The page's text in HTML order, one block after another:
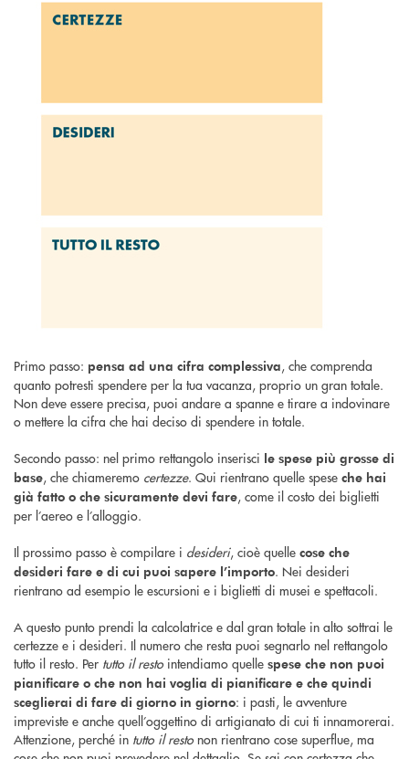
Primo passo: pensa ad una cifra complessiva, che comprenda
quanto potresti spendere per la tua vacanza, proprio un gran totale.
Non deve essere precisa, puoi andare a spanne e tirare a indovinare
o mettere la cifra che hai deciso di spendere in totale.
Secondo passo: nel primo rettangolo inserisci le spese più grosse di
base, che chiameremo certezze. Qui rientrano quelle spese che hai
già fatto o che sicuramente devi fare, come il costo dei biglietti
per l’aereo e l’alloggio.
Il prossimo passo è compilare i desideri, cioè quelle cose che
desideri fare e di cui puoi sapere l’importo. Nei desideri
rientrano ad esempio le escursioni e i biglietti di musei e spettacoli.
A questo punto prendi la calcolatrice e dal gran totale in alto sottrai le
certezze e i desideri. Il numero che resta puoi segnarlo nel rettangolo
tutto il resto. Per tutto il resto intendiamo quelle spese che non puoi
pianificare o che non hai voglia di pianificare e che quindi
sceglierai di fare di giorno in giorno: i pasti, le avventure
impreviste e anche quell’oggettino di artigianato di cui ti innamorerai.
Attenzione, perché in tutto il resto non rientrano cose superflue, ma